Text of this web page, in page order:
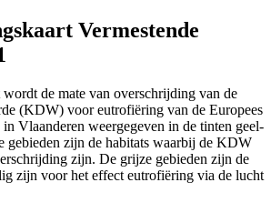
Vermestende
de mate van overschrijding van de
(KDW) voor eutrofiëring van de Europees
in Vlaanderen weergegeven in de tinten geel-
gebieden zijn de habitats waarbij de KDW
zijn. De grijze gebieden zijn de
zijn voor het effect eutrofiëring via de lucht